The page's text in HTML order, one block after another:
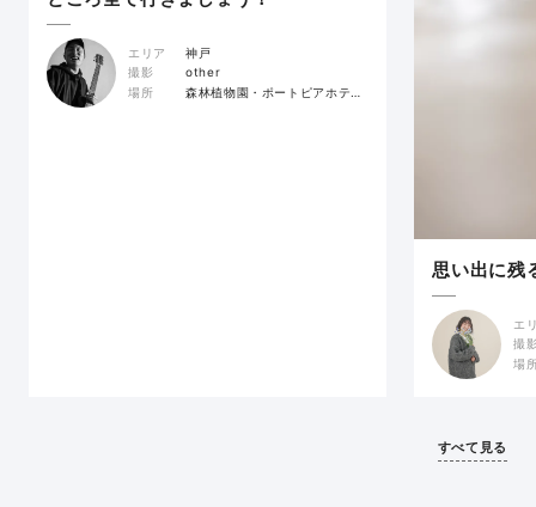
エリア
神戸
撮影
other
場所
森林植物園・ポートピアホテル・スタジオ
思い出に残
エ
撮
場
すべて見る